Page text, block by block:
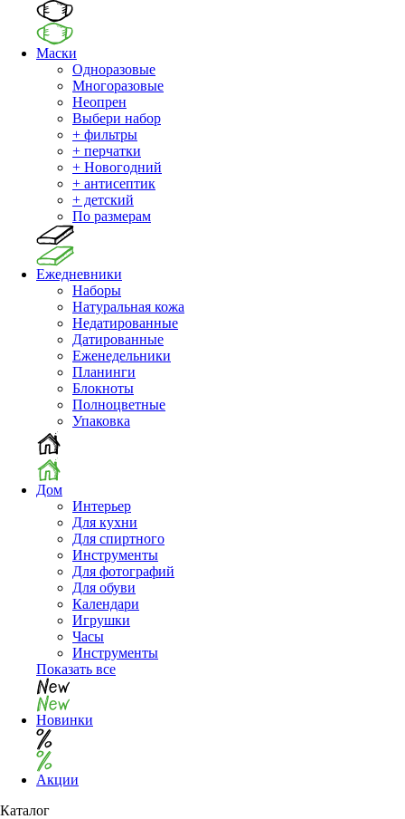
Маски
Одноразовые
Многоразовые
Неопрен
Выбери набор
+ фильтры
+ перчатки
+ Новогодний
+ антисептик
+ детский
По размерам
Ежедневники
Наборы
Натуральная кожа
Недатированные
Датированные
Еженедельники
Планинги
Блокноты
Полноцветные
Упаковка
Дом
Интерьер
Для кухни
Для спиртного
Инструменты
Для фотографий
Для обуви
Календари
Игрушки
Часы
Инструменты
Показать все
Новинки
Акции
Каталог